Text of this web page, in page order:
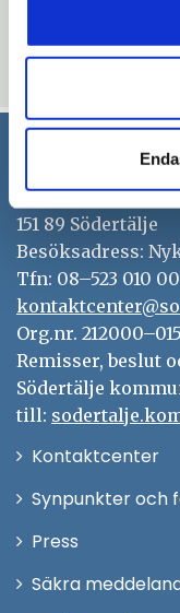
i
151 89 Södertälje
Besöksadress:
Tfn: 08–523 010 00
Org.nr.
Remisser, beslut
Södertälje
till:
Kontaktcenter
Synpunkter och
Press
Säkra